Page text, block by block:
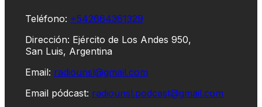
Teléfono: +542664361329
Dirección: Ejército de Los Andes 950,
San Luis, Argentina
Email: radiounsl@gmail.com
Email pódcast: radiounsl.podcast@gmail.com